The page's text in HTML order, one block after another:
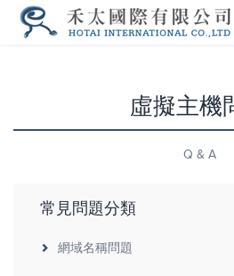
虛擬主機
Q & A
常見問題分類
網域名稱問題